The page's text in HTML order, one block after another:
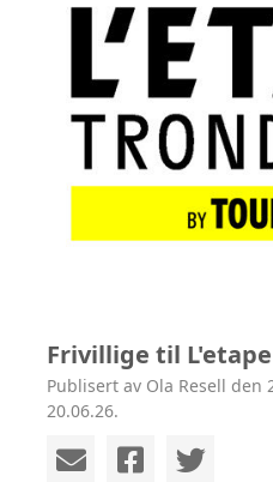
Frivillige til L'etape
Publisert av Ola Resell den
20.06.26.